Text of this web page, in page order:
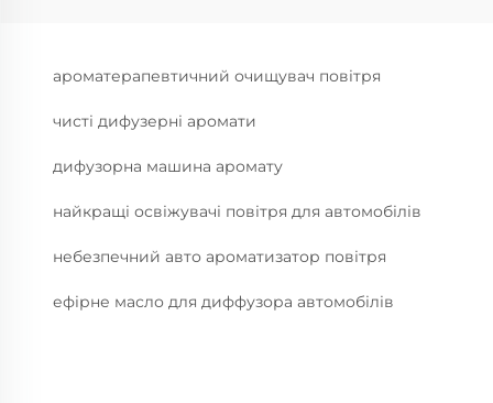
ароматерапевтичний очищувач повітря
чисті дифузерні аромати
дифузорна машина аромату
найкращі освіжувачі повітря для автомобілів
небезпечний авто ароматизатор повітря
ефірне масло для диффузора автомобілів